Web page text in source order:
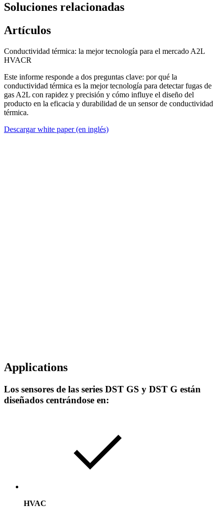
Soluciones relacionadas
Artículos
Conductividad térmica: la mejor tecnología para el mercado A2L
HVACR
Este informe responde a dos preguntas clave: por qué la
conductividad térmica es la mejor tecnología para detectar fugas de
gas A2L con rapidez y precisión y cómo influye el diseño del
producto en la eficacia y durabilidad de un sensor de conductividad
térmica.
Descargar white paper (en inglés)
Applications
Los sensores de las series DST GS y DST G están
diseñados centrándose en:
HVAC